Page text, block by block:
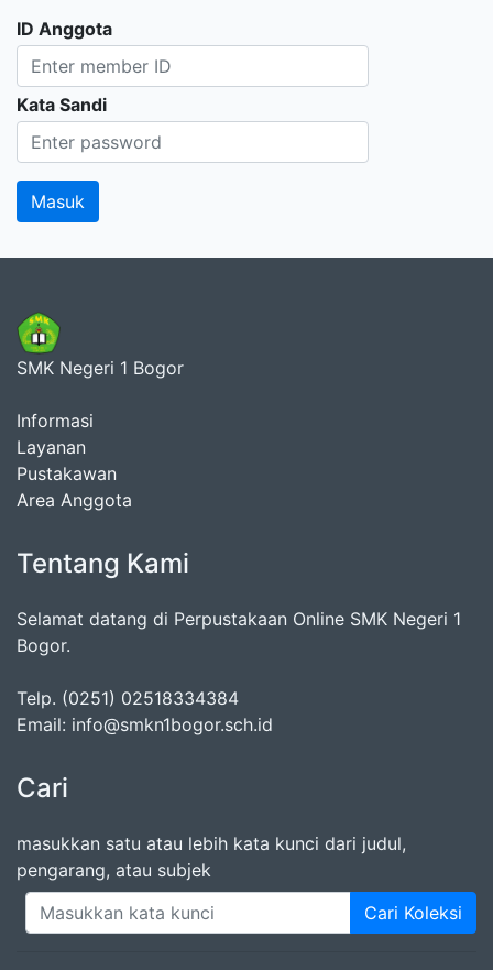
ID Anggota
Kata Sandi
SMK Negeri 1 Bogor
Informasi
Layanan
Pustakawan
Area Anggota
Tentang Kami
Selamat datang di Perpustakaan Online SMK Negeri 1
Bogor.
Telp. (0251) 02518334384
Email: info@smkn1bogor.sch.id
Cari
masukkan satu atau lebih kata kunci dari judul,
pengarang, atau subjek
Cari Koleksi